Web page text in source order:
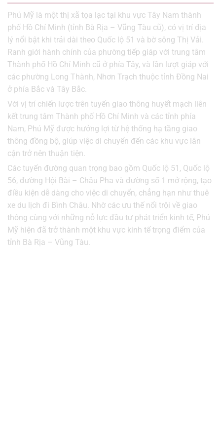
Phú Mỹ là một thị xã tọa lạc tại khu vực Tây Nam thành
phố Hồ Chí Minh (tỉnh Bà Rịa – Vũng Tàu cũ), có vị trí địa
lý nổi bật khi trải dài theo Quốc lộ 51 và bờ sông Thị Vải.
Ranh giới hành chính của phường tiếp giáp với trung tâm
Thành phố Hồ Chí Minh cũ ở phía Tây, và lần lượt giáp với
các phường Long Thành, Nhơn Trạch thuộc tỉnh Đồng Nai
ở phía Bắc và Tây Bắc.
Với vị trí chiến lược trên tuyến giao thông huyết mạch liên
kết trung tâm Thành phố Hồ Chí Minh và các tỉnh phía
Nam, Phú Mỹ được hưởng lợi từ hệ thống hạ tầng giao
thông đồng bộ, giúp việc di chuyển đến các khu vực lân
cận trở nên thuận tiện.
Các tuyến đường quan trọng bao gồm Quốc lộ 51, Quốc lộ
56, đường Hội Bài – Châu Pha và đường số 1 mở rộng, tạo
điều kiện dễ dàng cho việc di chuyển, chẳng hạn như thuê
xe du lịch đi Bình Châu. Nhờ các ưu thế nổi trội về giao
thông cùng với những nỗ lực đầu tư phát triển kinh tế, Phú
Mỹ hiện đã trở thành một khu vực kinh tế trọng điểm của
tỉnh Bà Rịa – Vũng Tàu.